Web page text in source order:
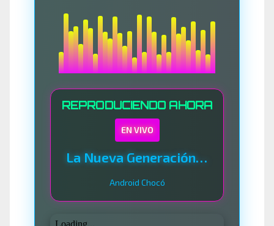
REPRODUCIENDO AHORA
EN VIVO
La Nueva Generación Del Sistema
Android Chocó